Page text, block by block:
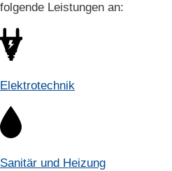
folgende Leistungen an:
Elektrotechnik
Sanitär und Heizung